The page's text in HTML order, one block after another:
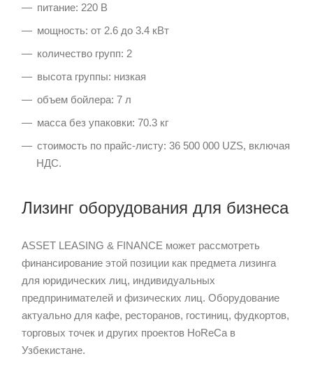
питание: 220 В
мощность: от 2.6 до 3.4 кВт
количество групп: 2
высота группы: низкая
объем бойлера: 7 л
масса без упаковки: 70.3 кг
стоимость по прайс-листу: 36 500 000 UZS, включая
НДС.
Лизинг оборудования для бизнеса
ASSET LEASING & FINANCE может рассмотреть
финансирование этой позиции как предмета лизинга
для юридических лиц, индивидуальных
предпринимателей и физических лиц. Оборудование
актуально для кафе, ресторанов, гостиниц, фудкортов,
торговых точек и других проектов HoReCa в
Узбекистане.